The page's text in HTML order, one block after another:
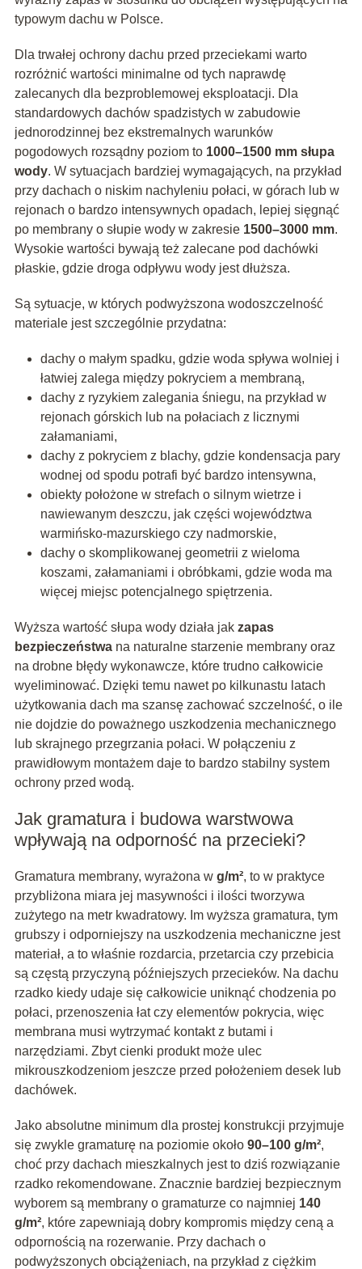
typowym dachu w Polsce.
Dla trwałej ochrony dachu przed przeciekami warto
rozróżnić wartości minimalne od tych naprawdę
zalecanych dla bezproblemowej eksploatacji. Dla
standardowych dachów spadzistych w zabudowie
jednorodzinnej bez ekstremalnych warunków
pogodowych rozsądny poziom to 1000–1500 mm słupa
wody. W sytuacjach bardziej wymagających, na przykład
przy dachach o niskim nachyleniu połaci, w górach lub w
rejonach o bardzo intensywnych opadach, lepiej sięgnąć
po membrany o słupie wody w zakresie 1500–3000 mm.
Wysokie wartości bywają też zalecane pod dachówki
płaskie, gdzie droga odpływu wody jest dłuższa.
Są sytuacje, w których podwyższona wodoszczelność
materiale jest szczególnie przydatna:
dachy o małym spadku, gdzie woda spływa wolniej i
łatwiej zalega między pokryciem a membraną,
dachy z ryzykiem zalegania śniegu, na przykład w
rejonach górskich lub na połaciach z licznymi
załamaniami,
dachy z pokryciem z blachy, gdzie kondensacja pary
wodnej od spodu potrafi być bardzo intensywna,
obiekty położone w strefach o silnym wietrze i
nawiewanym deszczu, jak części województwa
warmińsko-mazurskiego czy nadmorskie,
dachy o skomplikowanej geometrii z wieloma
koszami, załamaniami i obróbkami, gdzie woda ma
więcej miejsc potencjalnego spiętrzenia.
Wyższa wartość słupa wody działa jak zapas
bezpieczeństwana naturalne starzenie membrany oraz
na drobne błędy wykonawcze, które trudno całkowicie
wyeliminować. Dzięki temu nawet po kilkunastu latach
użytkowania dach ma szansę zachować szczelność, o ile
nie dojdzie do poważnego uszkodzenia mechanicznego
lub skrajnego przegrzania połaci. W połączeniu z
prawidłowym montażem daje to bardzo stabilny system
ochrony przed wodą.
Jak gramatura i budowa warstwowa
wpływają na odporność na przecieki?
Gramatura membrany, wyrażona w g/m², to w praktyce
przybliżona miara jej masywności i ilości tworzywa
zużytego na metr kwadratowy. Im wyższa gramatura, tym
grubszy i odporniejszy na uszkodzenia mechaniczne jest
materiał, a to właśnie rozdarcia, przetarcia czy przebicia
są częstą przyczyną późniejszych przecieków. Na dachu
rzadko kiedy udaje się całkowicie uniknąć chodzenia po
połaci, przenoszenia łat czy elementów pokrycia, więc
membrana musi wytrzymać kontakt z butami i
narzędziami. Zbyt cienki produkt może ulec
mikrouszkodzeniom jeszcze przed położeniem desek lub
dachówek.
Jako absolutne minimum dla prostej konstrukcji przyjmuje
się zwykle gramaturę na poziomie około 90–100 g/m²,
choć przy dachach mieszkalnych jest to dziś rozwiązanie
rzadko rekomendowane. Znacznie bardziej bezpiecznym
wyborem są membrany o gramaturze co najmniej 140
g/m², które zapewniają dobry kompromis między ceną a
odpornością na rozerwanie. Przy dachach o
podwyższonych obciążeniach, na przykład z ciężkim